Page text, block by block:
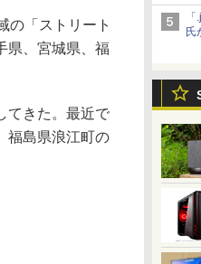
ア
氏
の「ストリート
県、宮城県、福
てきた。最近で
福島県浪江町の